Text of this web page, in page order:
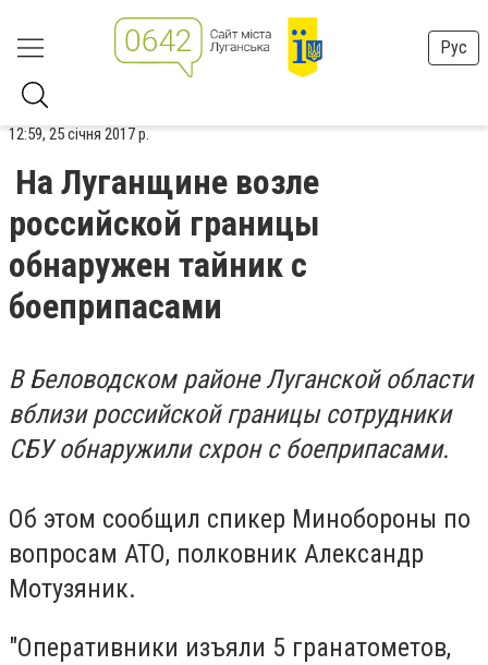
Рус
12:59, 25 січня 2017 р.
На Луганщине возле
российской границы
обнаружен тайник с
боеприпасами
В Беловодском районе Луганской области
вблизи российской границы сотрудники
СБУ обнаружили схрон с боеприпасами.
Об этом сообщил спикер Минобороны по
вопросам АТО, полковник Александр
Мотузяник.
"Оперативники изъяли 5 гранатометов,